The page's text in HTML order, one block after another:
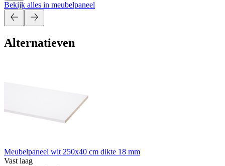
Bekijk alles in meubelpaneel
Alternatieven
Meubelpaneel wit 250x40 cm dikte 18 mm
Vast laag